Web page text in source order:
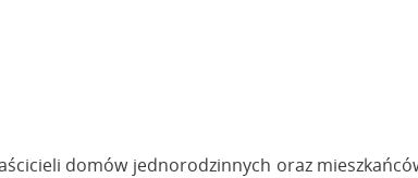
domów jednorodzinnych oraz